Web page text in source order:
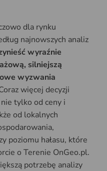
dla rynku
najnowszych analiz
wyraźnie
silniejszą
wyzwania
więcej decyzji
tylko od ceny i
od lokalnych
poziomu hałasu, które
o Terenie OnGeo.pl.
potrzebę analizy